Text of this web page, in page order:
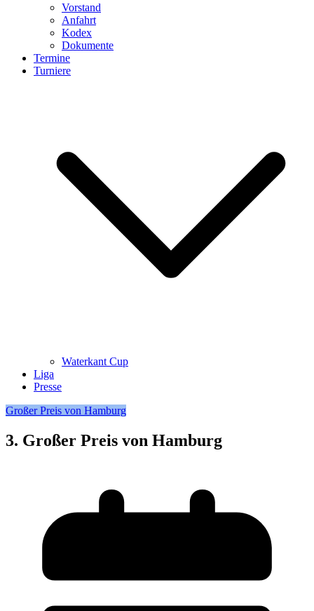
Vorstand
Anfahrt
Kodex
Dokumente
Termine
Turniere
Waterkant Cup
Liga
Presse
Großer Preis von Hamburg
3. Großer Preis von Hamburg